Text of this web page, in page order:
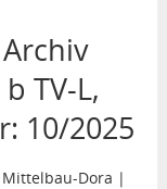
TV-L,
10/2025
Dora |